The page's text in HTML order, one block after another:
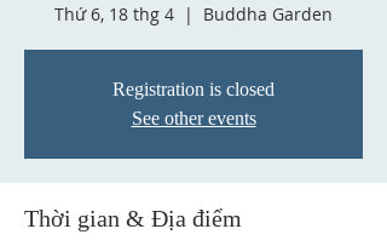
Thứ 6, 18 thg 4
  |
Buddha Garden
Registration is closed
See other events
Thời gian & Địa điểm